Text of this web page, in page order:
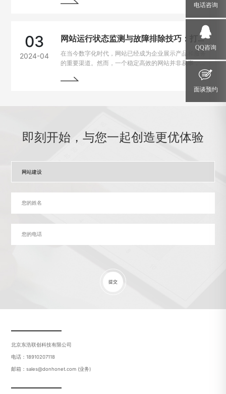
如何进行网站的持续优化与更新，以帮助您实现网站的
03
2024-04
网站运行状态监测与故障排除技巧：打造稳定高效的在线平台
在当今数字化时代，网站已经成为企业展示产品和服务
的重要渠道。然而，一个稳定高效的网站并非易事，因
为在运行过程中常常会遇到各种问题和故障。本文将介
绍一些运行状态监测与故障排除的技巧，帮助网站管理
即刻开始，与您一起创造更优体验
提交
北京东浩联创科技有限公司
电话：18910207118
邮箱：sales@donhonet.com (业务)
电话咨询
QQ咨询
面谈预约